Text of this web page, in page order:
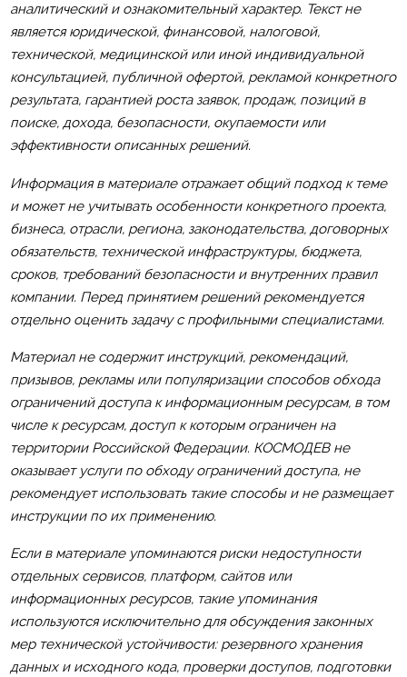
аналитический и ознакомительный характер. Текст не
является юридической, финансовой, налоговой,
технической, медицинской или иной индивидуальной
консультацией, публичной офертой, рекламой конкретного
результата, гарантией роста заявок, продаж, позиций в
поиске, дохода, безопасности, окупаемости или
эффективности описанных решений.
Информация в материале отражает общий подход к теме
и может не учитывать особенности конкретного проекта,
бизнеса, отрасли, региона, законодательства, договорных
обязательств, технической инфраструктуры, бюджета,
сроков, требований безопасности и внутренних правил
компании. Перед принятием решений рекомендуется
отдельно оценить задачу с профильными специалистами.
Материал не содержит инструкций, рекомендаций,
призывов, рекламы или популяризации способов обхода
ограничений доступа к информационным ресурсам, в том
числе к ресурсам, доступ к которым ограничен на
территории Российской Федерации. КОСМОДЕВ не
оказывает услуги по обходу ограничений доступа, не
рекомендует использовать такие способы и не размещает
инструкции по их применению.
Если в материале упоминаются риски недоступности
отдельных сервисов, платформ, сайтов или
информационных ресурсов, такие упоминания
используются исключительно для обсуждения законных
мер технической устойчивости: резервного хранения
данных и исходного кода, проверки доступов, подготовки